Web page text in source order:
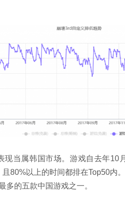
现当属韩国市场。游戏自去年10
80%以上的时间都排在Top50内
多的五款中国游戏之一。